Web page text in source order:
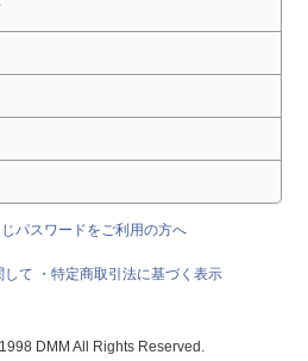
パスワードをご利用の方へ
して
・特定商取引法に基づく表示
DMM All Rights Reserved.